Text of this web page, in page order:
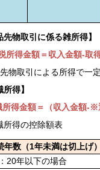
先物取引に係る雑所得】
所得金額＝収入金額-取
物取引による所得で一
得】
所得金額＝（収入金額-※
得の控除額表
年数（1年未満は切上げ）
20年以下の場合